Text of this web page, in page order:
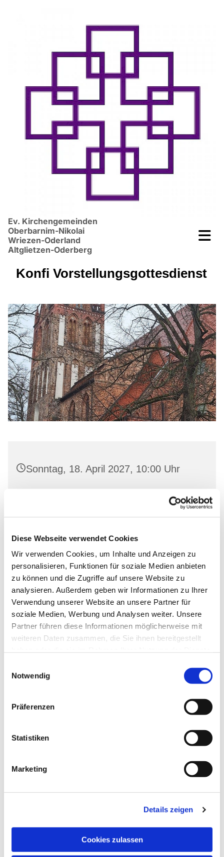
Diese Webseite verwendet Cookies
Wir verwenden Cookies, um Inhalte und Anzeigen zu
personalisieren, Funktionen für soziale Medien anbieten
zu können und die Zugriffe auf unsere Website zu
analysieren. Außerdem geben wir Informationen zu Ihrer
Verwendung unserer Website an unsere Partner für
soziale Medien, Werbung und Analysen weiter. Unsere
Partner führen diese Informationen möglicherweise mit
weiteren Daten zusammen, die Sie ihnen bereitgestellt
Notwendig
Präferenzen
Statistiken
Marketing
Details zeigen
Cookies zulassen
Ev. Kirchengemeinden
Oberbarnim-Nikolai
Wriezen-Oderland
Altglietzen-Oderberg
Konfi Vorstellungsgottesdienst
Sonntag, 18. April 2027, 10:00 Uhr
interessieren